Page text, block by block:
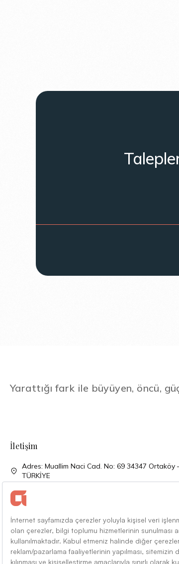
Yarattığı fark ile büyüyen, öncü,
İletişim
Adres: Muallim Naci Cad. No: 69 34347 Ortaköy
TÜRKİYE
Telefon: + 90 (212) 310 33 00
Telefon: + 90 (212) 227 52 00
Faks: + 90 (212) 227 04 27
Mail: info@alarko.com.tr